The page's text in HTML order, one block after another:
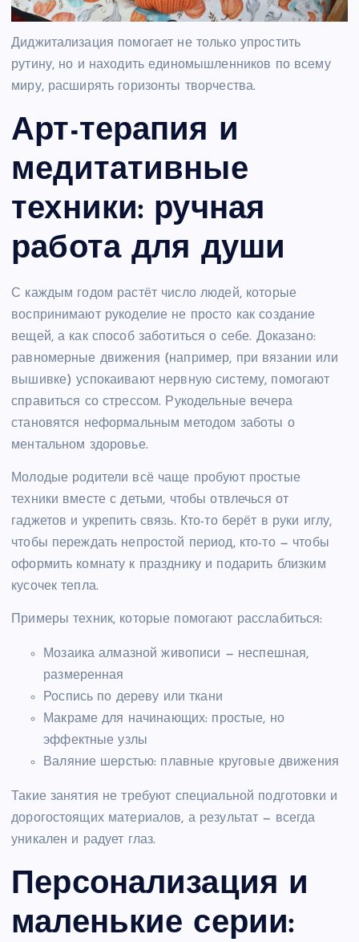
Диджитализация помогает не только упростить
рутину, но и находить единомышленников по всему
миру, расширять горизонты творчества.
Арт-терапия и
медитативные
техники: ручная
работа для души
С каждым годом растёт число людей, которые
воспринимают рукоделие не просто как создание
вещей, а как способ заботиться о себе. Доказано:
равномерные движения (например, при вязании или
вышивке) успокаивают нервную систему, помогают
справиться со стрессом. Рукодельные вечера
становятся неформальным методом заботы о
ментальном здоровье.
Молодые родители всё чаще пробуют простые
техники вместе с детьми, чтобы отвлечься от
гаджетов и укрепить связь. Кто-то берёт в руки иглу,
чтобы переждать непростой период, кто-то — чтобы
оформить комнату к празднику и подарить близким
кусочек тепла.
Примеры техник, которые помогают расслабиться:
Мозаика алмазной живописи — неспешная,
размеренная
Роспись по дереву или ткани
Макраме для начинающих: простые, но
эффектные узлы
Валяние шерстью: плавные круговые движения
Такие занятия не требуют специальной подготовки и
дорогостоящих материалов, а результат — всегда
уникален и радует глаз.
Персонализация и
маленькие серии: